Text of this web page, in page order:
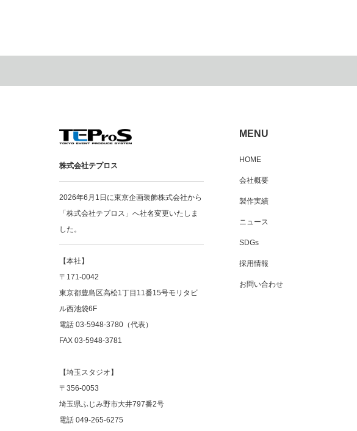
MENU
HOME
会社概要
製作実績
ニュース
SDGs
採用情報
お問い合わせ
株式会社テプロス
2026年6月1日に東京企画装飾株式会社から
「株式会社テプロス」へ社名変更いたしま
した。
【本社】
〒171-0042
東京都豊島区高松1丁目11番15号モリタビ
ル西池袋6F
電話 03-5948-3780（代表）
FAX 03-5948-3781
【埼玉スタジオ】
〒356‐0053
埼玉県ふじみ野市大井797番2号
電話 049-265-6275